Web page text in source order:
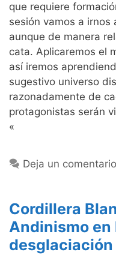
que requiere
sesión vamos a irnos
aunque de manera
cata. Aplicaremos el
así iremos
sugestivo universo
razonadamente de
protagonistas serán
«
Deja un comentario
Cordillera
Andinismo en
desglaciación